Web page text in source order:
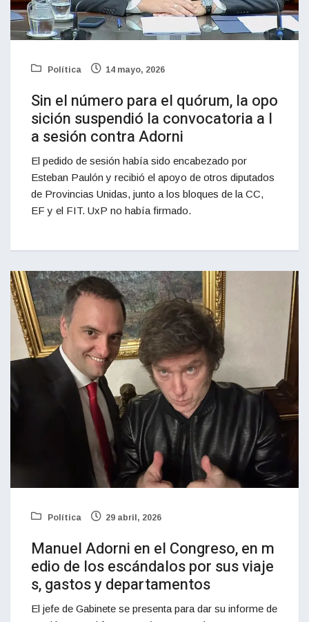
Política 14 mayo, 2026
Sin el número para el quórum, la opo
sición suspendió la convocatoria a l
a sesión contra Adorni
El pedido de sesión había sido encabezado por
Esteban Paulón y recibió el apoyo de otros diputados
de Provincias Unidas, junto a los bloques de la CC,
EF y el FIT. UxP no había firmado.
Política 29 abril, 2026
Manuel Adorni en el Congreso, en m
edio de los escándalos por sus viaje
s, gastos y departamentos
El jefe de Gabinete se presenta para dar su informe de